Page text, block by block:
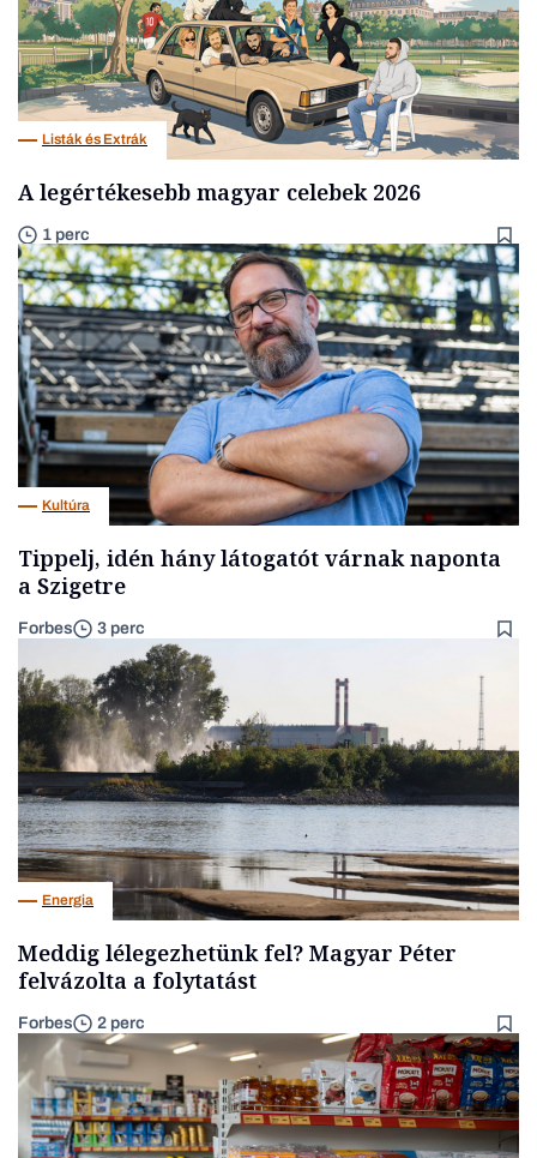
Listák és Extrák
A legértékesebb magyar celebek 2026
1 perc
Kultúra
Tippelj, idén hány látogatót várnak naponta
a Szigetre
Forbes 3 perc
Energia
Meddig lélegezhetünk fel? Magyar Péter
felvázolta a folytatást
Forbes 2 perc